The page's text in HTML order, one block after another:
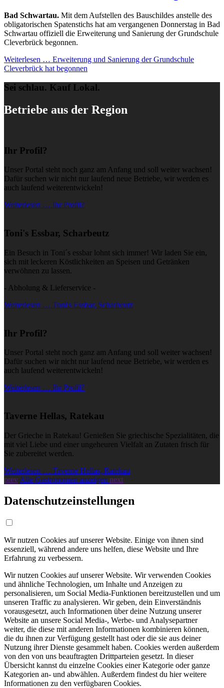
Bad Schwartau. Mit dem Aufstellen des Bauschildes anstelle des
obligatorischen Spatenstichs hat am vergangenen Donnerstag in Bad
Schwartau offiziell die Erweiterung und Sanierung der Grundschule
Cleverbrück begonnen.
Weiterlesen … Erweiterung und Sanierung der Grundschule
Cleverbrück hat begonnen
Sei schlau. Kauf Lokal.
Betriebe aus der Region
Ihr Profil?
Unser Portal steht noch ganz am Anfang und soll weiter wachsen!
Dafür suchen wir nicht nur laufend neue Betriebe, wir werden es
auch laufend weiterentwickeln!
Weiterlesen … Ihr Profil?
Toni's Essbar, Scharbeutz
Ein Besuch in Toni´s essbar lohnt sich immer! Wir laden Sie ein,
sich mit leckeren Köstlichkeiten an Speisen und Getränken
verwöhnen zu lassen.
- Abholung & Lieferservice -
Weiterlesen … Toni's Essbar, Scharbeutz
Ihr Profil?
Unser Portal steht noch ganz am Anfang und soll weiter wachsen!
Dafür suchen wir nicht nur laufend neue Betriebe, wir werden es
auch laufend weiterentwickeln!
Weiterlesen … Ihr Profil?
Taverne Hellas, Ratekau
Der Grieche in Ratekau! Genießen Sie griechische Spezialitäten, die
mit viel Liebe und einer ungeheuren Vielfalt an Zutaten frisch für
Sie zubereitet werden.
Weiterlesen … Taverne Hellas, Ratekau
prev Alle Gastronomen anzeigen next
Datenschutzeinstellungen
Wir nutzen Cookies auf unserer Website. Einige von ihnen sind
essenziell, während andere uns helfen, diese Website und Ihre
Erfahrung zu verbessern.
Wir nutzen Cookies auf unserer Website. Wir verwenden Cookies
und ähnliche Technologien, um Inhalte und Anzeigen zu
personalisieren, um Social Media-Funktionen bereitzustellen und um
unseren Traffic zu analysieren. Wir geben, dein Einverständnis
vorausgesetzt, auch Informationen über deine Nutzung unserer
Website an unsere Social Media-, Werbe- und Analysepartner
weiter, die diese mit anderen Informationen kombinieren können,
die du ihnen zur Verfügung gestellt hast oder die sie aus deiner
Nutzung ihrer Dienste gesammelt haben. Cookies werden außerdem
von den von uns beauftragten Drittparteien gesetzt. In dieser
Übersicht kannst du einzelne Cookies einer Kategorie oder ganze
Kategorien an- und abwählen. Außerdem findest du hier weitere
Informationen zu den verfügbaren Cookies.